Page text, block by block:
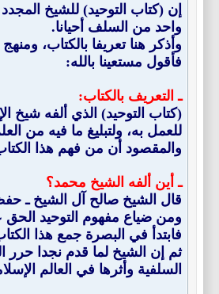
إن (كتاب التوحيد) للشيخ
واحد من السلف أحيانا.
وأذكر هنا تعريفا بالكتاب،
فأقول مستعينا بالله:
ـ التعريف بالكتاب:
للعمل به، ولتبليغ ما فيه من
والمقصود أن من فهم هذا
ـ أين ألفه الشيخ محمد؟
قال الشيخ صالح آل الشيخ ـ
ومن ضياع مفهوم التوحيد
فابتدأ في البصرة جمع هذا
ثم إن الشيخ لما قدم نجدا حرر
السلفية وأثرها في العالم